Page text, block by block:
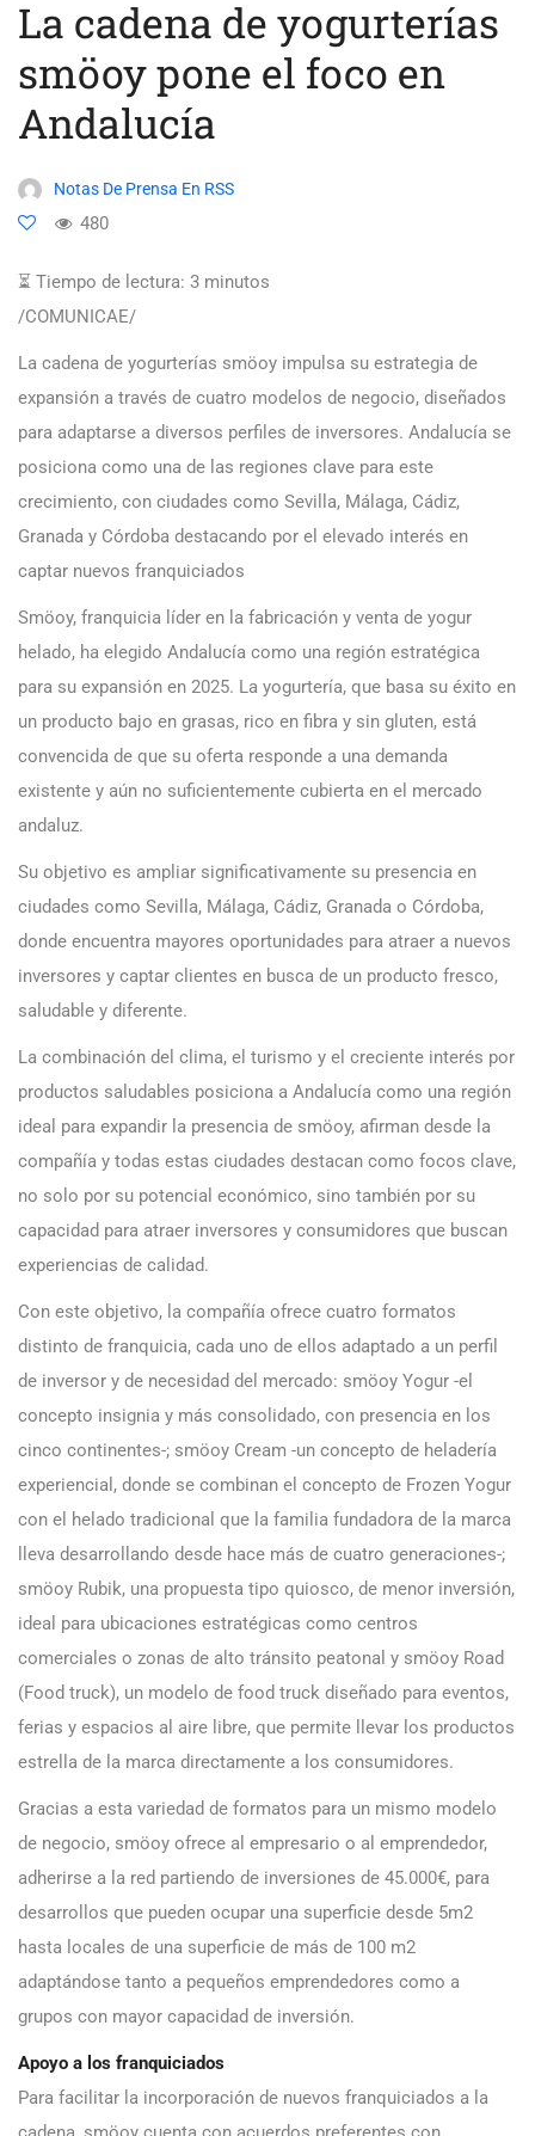
La cadena de yogurterías
smöoy pone el foco en
Andalucía
Notas De Prensa En RSS
480
⏳ Tiempo de lectura: 3 minutos
/COMUNICAE/
La cadena de yogurterías smöoy impulsa su estrategia de
expansión a través de cuatro modelos de negocio, diseñados
para adaptarse a diversos perfiles de inversores. Andalucía se
posiciona como una de las regiones clave para este
crecimiento, con ciudades como Sevilla, Málaga, Cádiz,
Granada y Córdoba destacando por el elevado interés en
captar nuevos franquiciados
Smöoy, franquicia líder en la fabricación y venta de yogur
helado, ha elegido Andalucía como una región estratégica
para su expansión en 2025. La yogurtería, que basa su éxito en
un producto bajo en grasas, rico en fibra y sin gluten, está
convencida de que su oferta responde a una demanda
existente y aún no suficientemente cubierta en el mercado
andaluz.
Su objetivo es ampliar significativamente su presencia en
ciudades como Sevilla, Málaga, Cádiz, Granada o Córdoba,
donde encuentra mayores oportunidades para atraer a nuevos
inversores y captar clientes en busca de un producto fresco,
saludable y diferente.
La combinación del clima, el turismo y el creciente interés por
productos saludables posiciona a Andalucía como una región
ideal para expandir la presencia de smöoy, afirman desde la
compañía y todas estas ciudades destacan como focos clave,
no solo por su potencial económico, sino también por su
capacidad para atraer inversores y consumidores que buscan
experiencias de calidad.
Con este objetivo, la compañía ofrece cuatro formatos
distinto de franquicia, cada uno de ellos adaptado a un perfil
de inversor y de necesidad del mercado: smöoy Yogur -el
concepto insignia y más consolidado, con presencia en los
cinco continentes-; smöoy Cream -un concepto de heladería
experiencial, donde se combinan el concepto de Frozen Yogur
con el helado tradicional que la familia fundadora de la marca
lleva desarrollando desde hace más de cuatro generaciones-;
smöoy Rubik, una propuesta tipo quiosco, de menor inversión,
ideal para ubicaciones estratégicas como centros
comerciales o zonas de alto tránsito peatonal y smöoy Road
(Food truck), un modelo de food truck diseñado para eventos,
ferias y espacios al aire libre, que permite llevar los productos
estrella de la marca directamente a los consumidores.
Gracias a esta variedad de formatos para un mismo modelo
de negocio, smöoy ofrece al empresario o al emprendedor,
adherirse a la red partiendo de inversiones de 45.000€, para
desarrollos que pueden ocupar una superficie desde 5m2
hasta locales de una superficie de más de 100 m2
adaptándose tanto a pequeños emprendedores como a
grupos con mayor capacidad de inversión.
Apoyo a los franquiciados
Para facilitar la incorporación de nuevos franquiciados a la